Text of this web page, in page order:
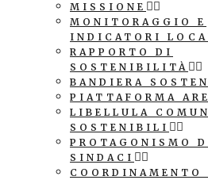
MISSIONE
MONITORAGGIO E
INDICATORI
RAPPORTO DI
SOSTENIBILITÀ
BANDIERA
PIATTAFORMA
LIBELLULA
SOSTENIBILI
PROTAGONISMO
SINDACI
COORDINAMENTO